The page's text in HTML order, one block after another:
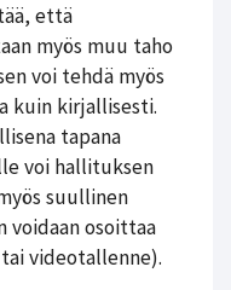
että
myös muu taho
voi tehdä myös
kuin kirjallisesti.
tapana
voi hallituksen
suullinen
osoittaa
videotallenne).